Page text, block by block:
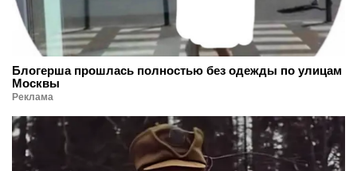
Блогерша прошлась полностью без одежды по улицам
Москвы
Реклама